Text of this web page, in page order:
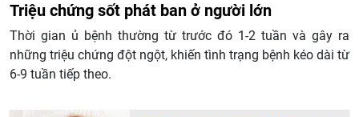
Triệu chứng sốt phát ban ở người lớn
Thời gian ủ bệnh thường từ trước đó 1-2 tuần và gây ra
những triệu chứng đột ngột, khiến tình trạng bệnh kéo dài từ
6-9 tuần tiếp theo.